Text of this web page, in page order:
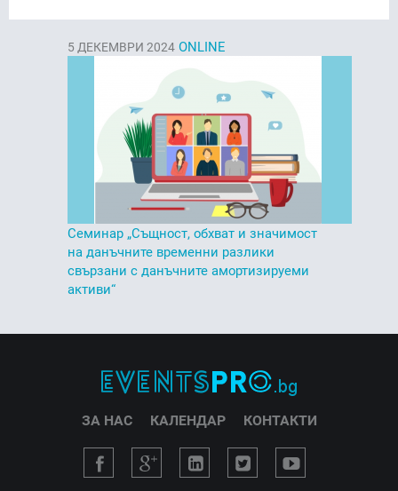
5 ДЕКЕМВРИ 2024 ONLINE
Семинар „Същност, обхват и значимост
на данъчните временни разлики
свързани с данъчните амортизируеми
активи“
ЗА НАС КАЛЕНДАР КОНТАКТИ